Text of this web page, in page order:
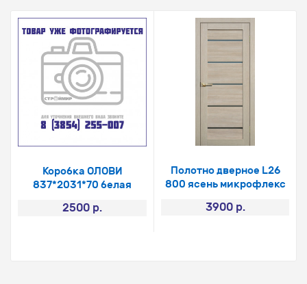
Коробка ОЛОВИ
837*2031*70 белая
2500 р.
Полотно дверное L26
800 ясень микрофлекс
3900 р.